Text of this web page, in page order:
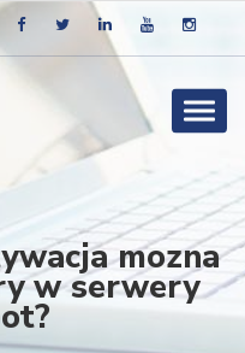
mozna
w serwery